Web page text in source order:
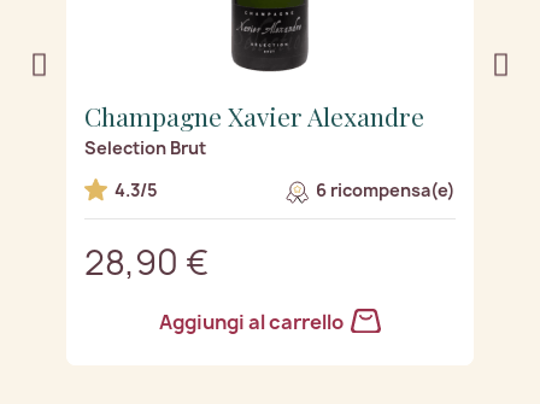
Champagne Xavier Alexandre
Selection Brut
4.3/5
6 ricompensa(e)
28,90 €
Aggiungi al carrello